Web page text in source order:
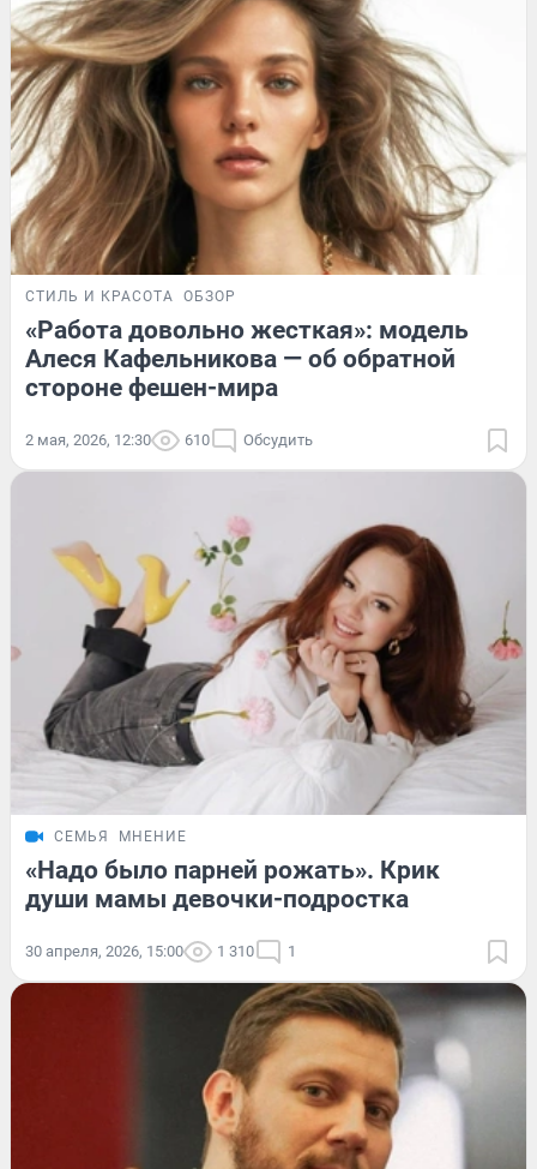
СТИЛЬ И КРАСОТА ОБЗОР
«Работа довольно жесткая»: модель
Алеся Кафельникова — об обратной
стороне фешен-мира
2 мая, 2026, 12:30 610 Обсудить
СЕМЬЯ МНЕНИЕ
«Надо было парней рожать». Крик
души мамы девочки-подростка
30 апреля, 2026, 15:00 1 310 1